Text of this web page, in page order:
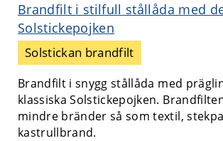
Brandfilt i stilfull stållåda med
Solstickepojken
Solstickan brandfilt
Brandfilt i snygg stållåda med
klassiska Solstickepojken.
mindre bränder så som textil,
kastrullbrand.